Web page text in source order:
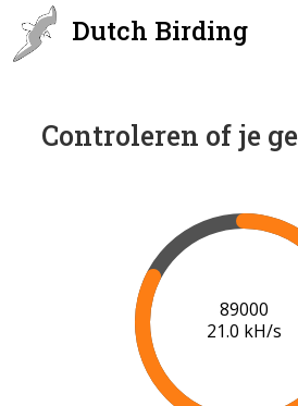
Dutch Birding
Controleren of je
91000
21.1 kH/s